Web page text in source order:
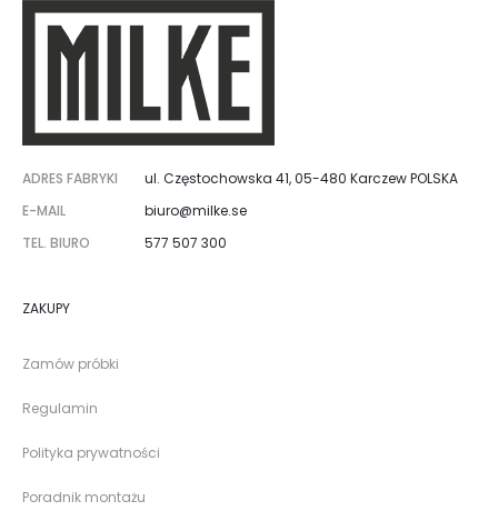
ADRES FABRYKI
ul. Częstochowska 41, 05-480 Karczew POLSKA
E-MAIL
biuro@milke.se
TEL. BIURO
577 507 300
ZAKUPY
Zamów próbki
Regulamin
Polityka prywatności
Poradnik montażu